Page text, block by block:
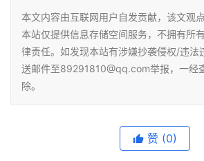
本文内容由互联网用户自发贡献，该文观
本站仅提供信息存储空间服务，不拥有所
律责任。如发现本站有涉嫌抄袭侵权/违法
送邮件至89291810@qq.com举报，一经
除。
赞 (0)